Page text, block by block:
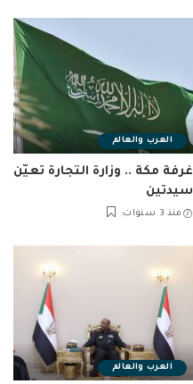
العرب والعالم
غرفة مكة .. وزارة التجارة تعيّن
سيدتين
منذ 3 سنوات
العرب والعالم